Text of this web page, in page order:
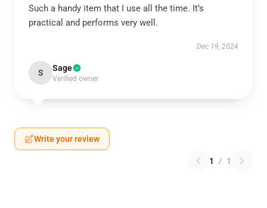
Such a handy item that I use all the time. It’s
practical and performs very well.
Dec 19, 2024
S Sage
Verified owner
Write your review
1 / 1